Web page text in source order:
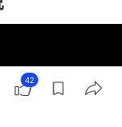
42